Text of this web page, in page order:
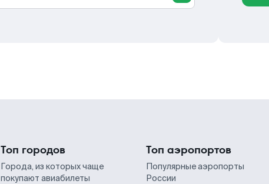
Топ городов
Города, из которых чаще
покупают авиабилеты
Топ аэропортов
Популярные аэропорты
России